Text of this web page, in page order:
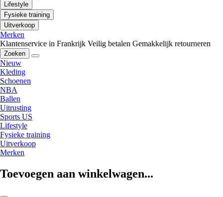
Lifestyle
Fysieke training
Uitverkoop
Merken
Klantenservice in Frankrijk Veilig betalen Gemakkelijk retourneren
Zoeken
Nieuw
Kleding
Schoenen
NBA
Ballen
Uitrusting
Sports US
Lifestyle
Fysieke training
Uitverkoop
Merken
Toevoegen aan winkelwagen...